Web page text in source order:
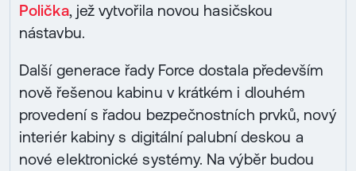
Polička, jež vytvořila novou hasičskou
nástavbu.
Další generace řady Force dostala především
nově řešenou kabinu v krátkém i dlouhém
provedení s řadou bezpečnostních prvků, nový
interiér kabiny s digitální palubní deskou a
nové elektronické systémy. Na výběr budou